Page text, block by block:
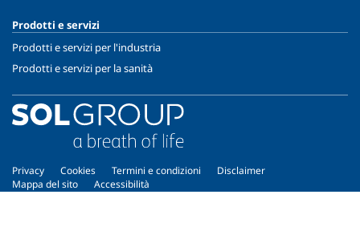
Prodotti e servizi
Prodotti e servizi per l'industria
Prodotti e servizi per la sanità
Privacy Cookies Termini e condizioni
Disclaimer
Mappa del sito
Accessibilità